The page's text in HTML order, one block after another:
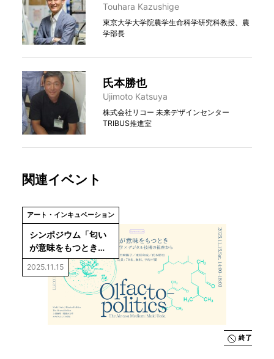
Touhara Kazushige
東京大学大学院農学生命科学研究科教授、農
学部長
氏本勝也
Ujimoto Katsuya
株式会社リコー 未来デザインセンター
TRIBUS推進室
関連イベント
アート・インキュベーション
シンポジウム「匂い
が意味をもつとき～
美学×化学×デジタル
技術の視座から～」
（上田麻希
「Olfacto-Politics:
The Air as a
Medium（嗅覚の力
2025.11.15
終了